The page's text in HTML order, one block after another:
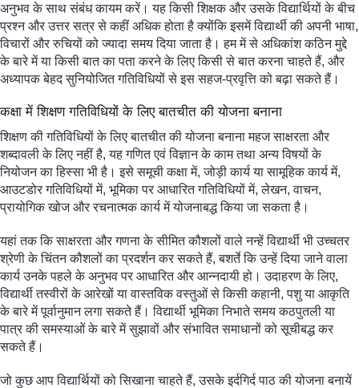
अनुभव के साथ संबंध कायम करें। यह किसी शिक्षक और उसके विद्यार्थियों के बीच
प्रश्न और उत्तर सत्र से कहीं अधिक होता है क्योंकि इसमें विद्यार्थी की अपनी भाषा,
विचारों और रुचियों को ज्यादा समय दिया जाता है। हम में से अधिकांश कठिन मुद्दे
के बारे में या किसी बात का पता करने के लिए किसी से बात करना चाहते हैं, और
अध्यापक बेहद सुनियोजित गतिविधियों से इस सहज-प्रवृत्ति को बढ़ा सकते हैं।
कक्षा में शिक्षण गतिविधियों के लिए बातचीत की योजना बनाना
शिक्षण की गतिविधियों के लिए बातचीत की योजना बनाना महज साक्षरता और
शब्दावली के लिए नहीं है, यह गणित एवं विज्ञान के काम तथा अन्य विषयों के
नियोजन का हिस्सा भी है। इसे समूची कक्षा में, जोड़ी कार्य या सामूहिक कार्य में,
आउटडोर गतिविधियों में, भूमिका पर आधारित गतिविधियों में, लेखन, वाचन,
प्रायोगिक खोज और रचनात्मक कार्य में योजनाबद्ध किया जा सकता है।
यहां तक कि साक्षरता और गणना के सीमित कौशलों वाले नन्हें विद्यार्थी भी उच्चतर
श्रेणी के चिंतन कौशलों का प्रदर्शन कर सकते हैं, बशर्ते कि उन्हें दिया जाने वाला
कार्य उनके पहले के अनुभव पर आधारित और आन्नदायी हो। उदाहरण के लिए,
विद्यार्थी तस्वीरों के आरेखों या वास्तविक वस्तुओं से किसी कहानी, पशु या आकृति
के बारे में पूर्वानुमान लगा सकते हैं। विद्यार्थी भूमिका निभाते समय कठपुतली या
पात्र की समस्याओं के बारे में सुझावों और संभावित समाधानों को सूचीबद्ध कर
सकते हैं।
जो कुछ आप विद्यार्थियों को सिखाना चाहते हैं, उसके इर्दगिर्द पाठ की योजना बनायें